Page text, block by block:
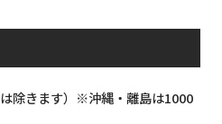
除きます）※沖縄・離島は1000